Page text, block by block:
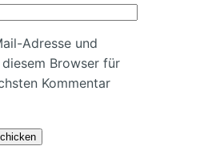
Adresse und
Browser für
Kommentar